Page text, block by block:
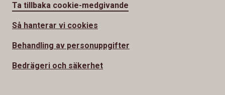
Ta tillbaka cookie-medgivande
Så hanterar vi cookies
Behandling av personuppgifter
Bedrägeri och säkerhet